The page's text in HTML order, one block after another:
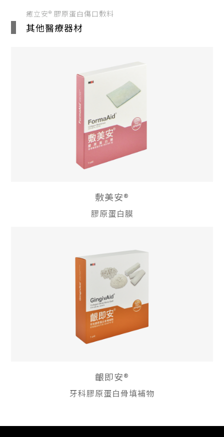
癒立安® 膠原蛋白傷口敷料
其他醫療器材
敷美安®
膠原蛋白膜
齦即安®
牙科膠原蛋白骨填補物